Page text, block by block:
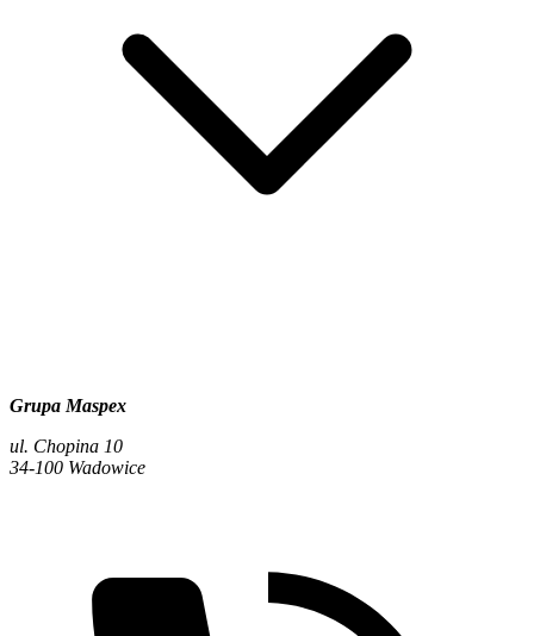
Grupa Maspex
ul. Chopina 10
34-100 Wadowice